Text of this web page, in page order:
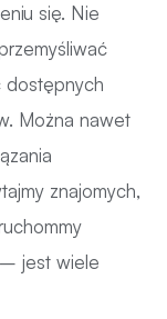
się. Nie
dostępnych
Można nawet
znajomych,
jest wiele